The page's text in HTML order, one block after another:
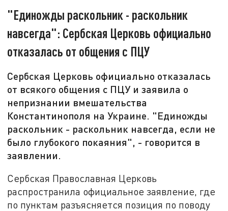
"Единожды раскольник - раскольник
навсегда": Сербская Церковь официально
отказалась от общения с ПЦУ
Сербская Церковь официально отказалась
от всякого общения с ПЦУ и заявила о
непризнании вмешательства
Константинополя на Украине. "Единожды
раскольник - раскольник навсегда, если не
было глубокого покаяния", - говорится в
заявлении.
Сербская Православная Церковь
распространила официальное заявление, где
по пунктам разъясняется позиция по поводу